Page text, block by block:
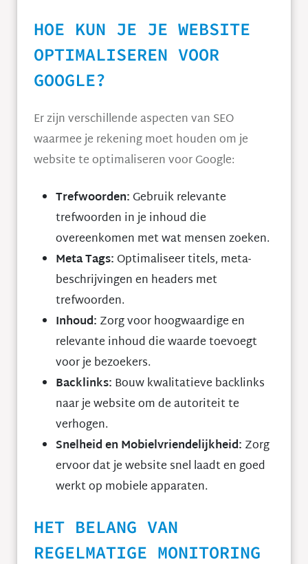
HOE KUN JE JE WEBSITE
OPTIMALISEREN VOOR
GOOGLE?
Er zijn verschillende aspecten van SEO
waarmee je rekening moet houden om je
website te optimaliseren voor Google:
Trefwoorden: Gebruik relevante
trefwoorden in je inhoud die
overeenkomen met wat mensen zoeken.
Meta Tags: Optimaliseer titels, meta-
beschrijvingen en headers met
trefwoorden.
Inhoud: Zorg voor hoogwaardige en
relevante inhoud die waarde toevoegt
voor je bezoekers.
Backlinks: Bouw kwalitatieve backlinks
naar je website om de autoriteit te
verhogen.
Snelheid en Mobielvriendelijkheid: Zorg
ervoor dat je website snel laadt en goed
werkt op mobiele apparaten.
HET BELANG VAN
REGELMATIGE MONITORING